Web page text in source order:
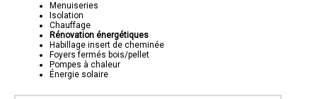
Menuiseries
Isolation
Chauffage
Rénovation énergétiques
Habillage insert de cheminée
Foyers fermés bois/pellet
Pompes à chaleur
Énergie solaire